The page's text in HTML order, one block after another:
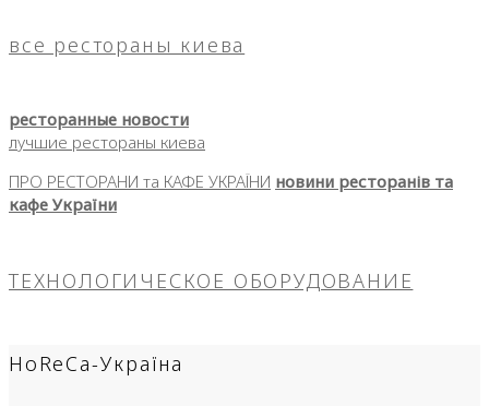
все рестораны киева
ресторанные новости
лучшие рестораны киева
ПРО РЕСТОРАНИ та КАФЕ УКРАЇНИ новини ресторанів та
кафе України
ТЕХНОЛОГИЧЕСКОЕ ОБОРУДОВАНИЕ
HoReCa-Україна